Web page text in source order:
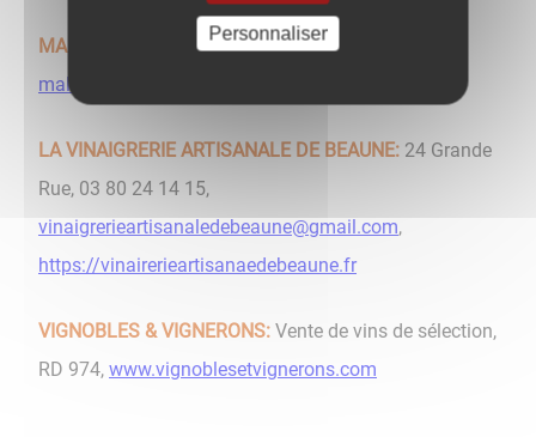
MALDEN SPIRITS:
Whisky et Gin, 24 Grande Rue,
maldenspirits@gmail.com
LA VINAIGRERIE ARTISANALE DE BEAUNE: 24 Grande
Rue, 03 80 24 14 15,
vinaigrerieartisanaledebeaune@gmail.com,
https://vinairerieartisanaedebeaune.fr
VIGNOBLES & VIGNERONS: Vente de vins de sélection,
RD 974, www.vignoblesetvignerons.com
Personnaliser